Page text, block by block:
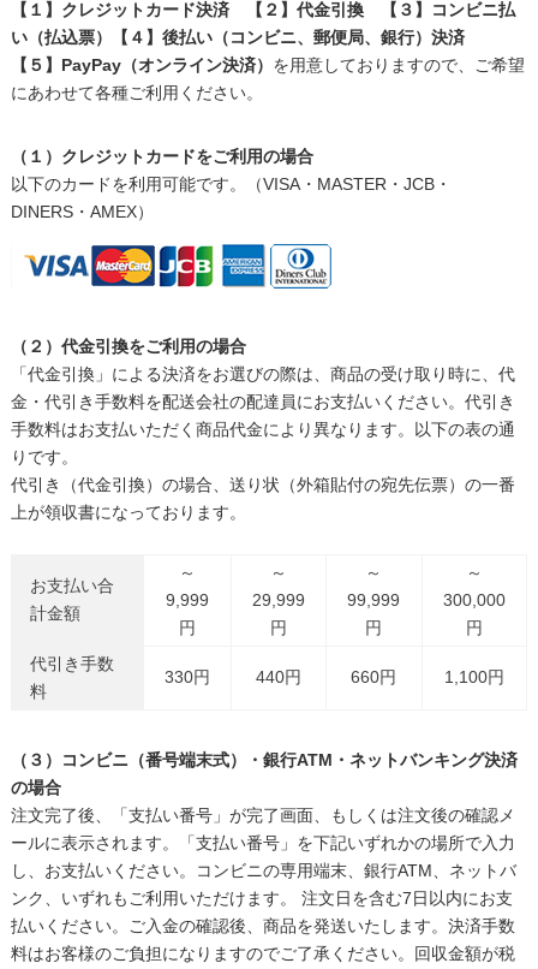
【１】クレジットカード決済 【２】代金引換 【３】コンビニ払
い（払込票）【４】後払い（コンビニ、郵便局、銀行）決済
【５】PayPay（オンライン決済） を用意しておりますので、ご希望
にあわせて各種ご利用ください。
（１）クレジットカードをご利用の場合
以下のカードを利用可能です。（VISA・MASTER・JCB・
DINERS・AMEX）
（２）代金引換をご利用の場合
「代金引換」による決済をお選びの際は、商品の受け取り時に、代
金・代引き手数料を配送会社の配達員にお支払いください。代引き
手数料はお支払いただく商品代金により異なります。以下の表の通
りです。
代引き（代金引換）の場合、送り状（外箱貼付の宛先伝票）の一番
上が領収書になっております。
お支払い合
計金額
～
9,999
円
～
29,999
円
～
99,999
円
～
300,000
円
代引き手数
料
330円 440円 660円 1,100円
（３）コンビニ（番号端末式）・銀行ATM・ネットバンキング決済
の場合
注文完了後、「支払い番号」が完了画面、もしくは注文後の確認メ
ールに表示されます。「支払い番号」を下記いずれかの場所で入力
し、お支払いください。コンビニの専用端末、銀行ATM、ネットバ
ンク、いずれもご利用いただけます。 注文日を含む7日以内にお支
払いください。ご入金の確認後、商品を発送いたします。決済手数
料はお客様のご負担になりますのでご了承ください。回収金額が税